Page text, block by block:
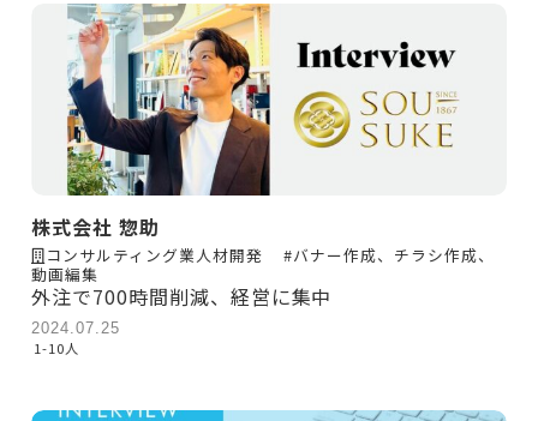
株式会社 惣助
コンサルティング業人材開発
#バナー作成、チラシ作成、
動画編集
外注で700時間削減、経営に集中
2024.07.25
1-10人